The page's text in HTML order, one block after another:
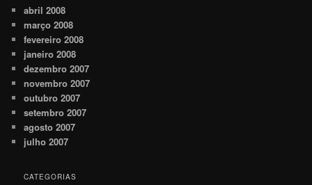
abril 2008
março 2008
fevereiro 2008
janeiro 2008
dezembro 2007
novembro 2007
outubro 2007
setembro 2007
agosto 2007
julho 2007
CATEGORIAS